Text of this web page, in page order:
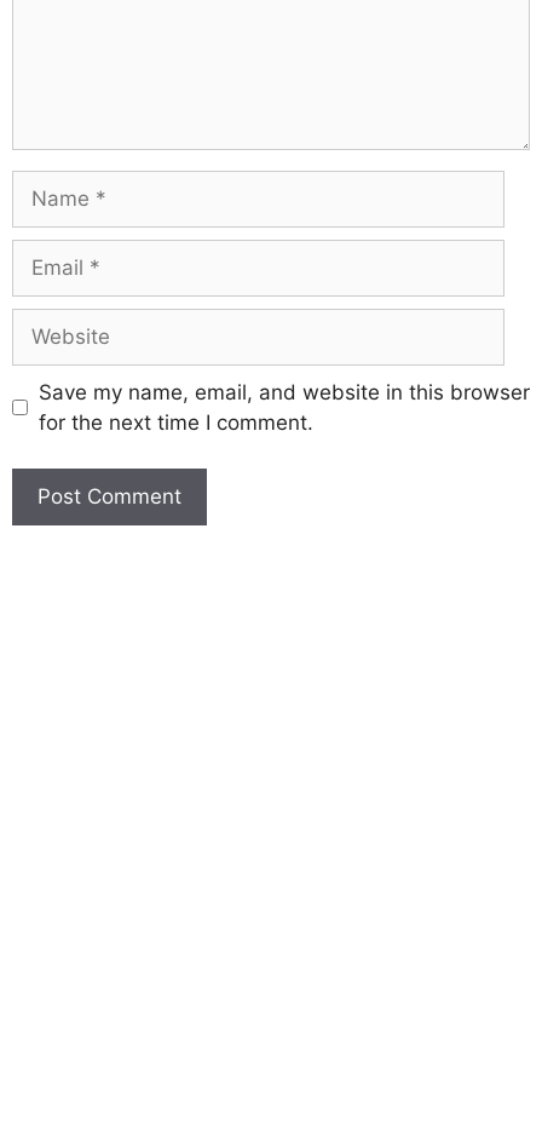
Save my name, email, and website in this browser
for the next time I comment.